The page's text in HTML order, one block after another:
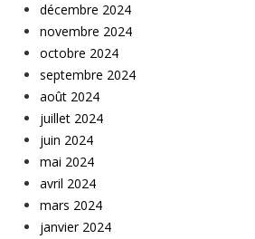
décembre 2024
novembre 2024
octobre 2024
septembre 2024
août 2024
juillet 2024
juin 2024
mai 2024
avril 2024
mars 2024
janvier 2024